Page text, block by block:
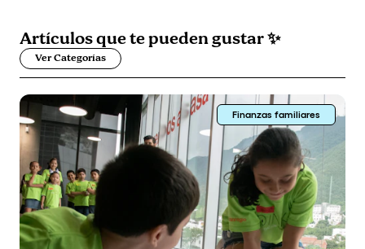
Artículos quete pueden gustar✨
Ver Categorías
Finanzas familiares